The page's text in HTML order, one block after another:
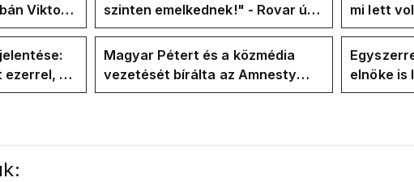
Viktor
a
szinten emelkednek!" - Rovar úr
Facebook-oldalán lázadnak a
Tiszások
mi lett
ezerrel, a
vége az
Magyar Pétert és a közmédia
vezetését bírálta az Amnesty
International a Klubrádióban
elnöke is
jövő